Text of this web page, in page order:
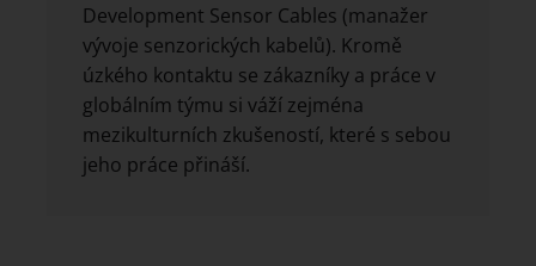
Development Sensor Cables (manažer
vývoje senzorických kabelů). Kromě
úzkého kontaktu se zákazníky a práce v
globálním týmu si váží zejména
mezikulturních zkušeností, které s sebou
jeho práce přináší.